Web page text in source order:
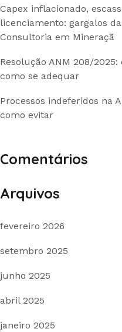
Capex inflacionado,
licenciamento: gargalos
Consultoria em Mineraçã
Resolução ANM 208/
como se adequar
Processos indeferidos na
como evitar
Comentários
Arquivos
fevereiro 2026
setembro 2025
junho 2025
abril 2025
janeiro 2025